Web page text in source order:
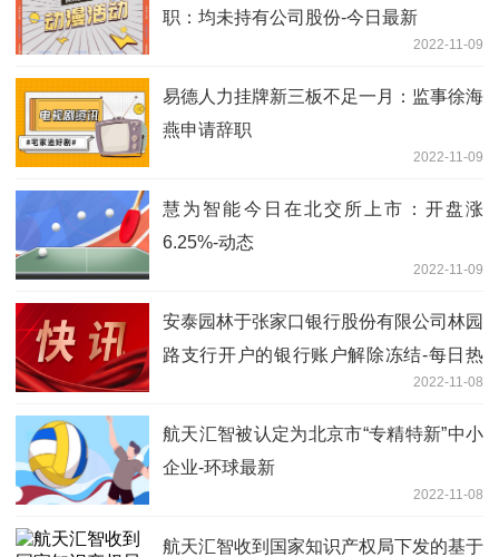
职：均未持有公司股份-今日最新
2022-11-09
易德人力挂牌新三板不足一月：监事徐海
燕申请辞职
2022-11-09
慧为智能今日在北交所上市：开盘涨
6.25%-动态
2022-11-09
安泰园林于张家口银行股份有限公司林园
路支行开户的银行账户解除冻结-每日热
2022-11-08
航天汇智被认定为北京市“专精特新”中小
企业-环球最新
2022-11-08
航天汇智收到国家知识产权局下发的基于